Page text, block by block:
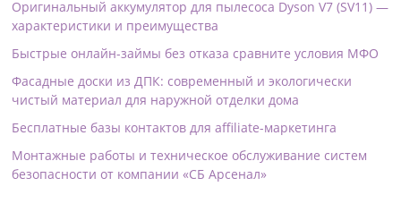
Оригинальный аккумулятор для пылесоса Dyson V7 (SV11) —
характеристики и преимущества
Быстрые онлайн-займы без отказа сравните условия МФО
Фасадные доски из ДПК: современный и экологически
чистый материал для наружной отделки дома
Бесплатные базы контактов для affiliate-маркетинга
Монтажные работы и техническое обслуживание систем
безопасности от компании «СБ Арсенал»